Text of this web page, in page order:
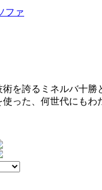
ファ
を誇るミネルバ十
った、何世代にも